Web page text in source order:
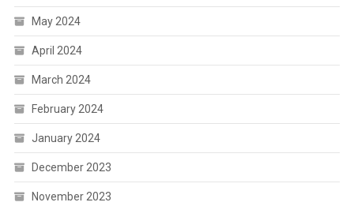
May 2024
April 2024
March 2024
February 2024
January 2024
December 2023
November 2023